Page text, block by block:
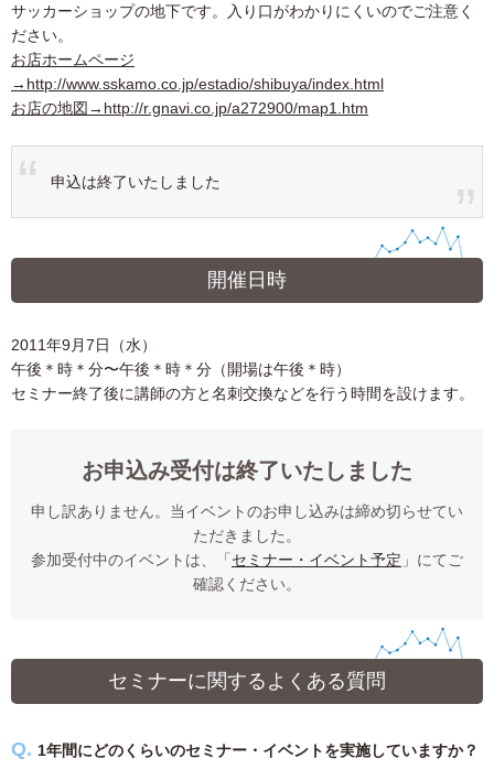
サッカーショップの地下です。入り口がわかりにくいのでご注意く
ださい。
お店ホームページ
→ http://www.sskamo.co.jp/estadio/shibuya/index.html
お店の地図→ http://r.gnavi.co.jp/a272900/map1.htm
申込は終了いたしました
開催日時
2011年9月7日（水）
午後＊時＊分〜午後＊時＊分（開場は午後＊時）
セミナー終了後に講師の方と名刺交換などを行う時間を設けます。
お申込み受付は終了いたしました
申し訳ありません。当イベントのお申し込みは締め切らせてい
ただきました。
参加受付中のイベントは、「 セミナー・イベント予定 」にてご
確認ください。
セミナーに関するよくある質問
1年間にどのくらいのセミナー・イベントを実施していますか？